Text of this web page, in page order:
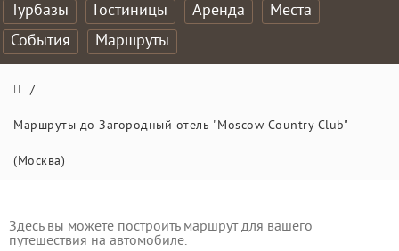
Турбазы Гостиницы Аренда
Места
События
Маршруты
/
Маршруты до Загородный отель "Moscow Country Club"
(Москва)
Здесь вы можете построить маршрут для вашего
путешествия на автомобиле.